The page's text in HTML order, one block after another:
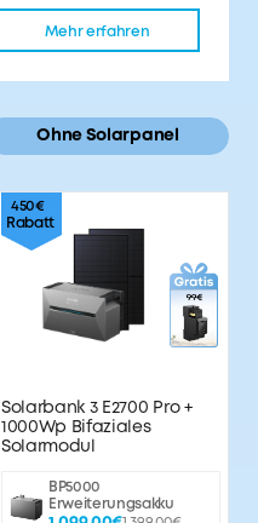
Mehr erfahren
Ohne Solarpanel
450€
Rabatt
Solarbank 3 E2700 Pro +
1000Wp Bifaziales
Solarmodul
BP5000
Erweiterungsakku